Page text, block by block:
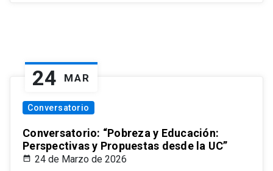
24 MAR
Conversatorio
Conversatorio: “Pobreza y Educación:
Perspectivas y Propuestas desde la UC”
24 de Marzo de 2026